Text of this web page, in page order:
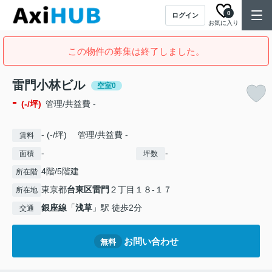
ログイン
お気に入り
0
この物件の募集は終了しました。
雷門小林ビル 空室0
- (-/坪) 管理/共益費 -
賃料 - (-/坪) 管理/共益費 -
面積 - 坪数 -
所在階 4階/5階建
所在地 東京都台東区雷門 ２丁目１８-１７
交通 銀座線 「浅草 」駅 徒歩2分
無料 お問い合わせ